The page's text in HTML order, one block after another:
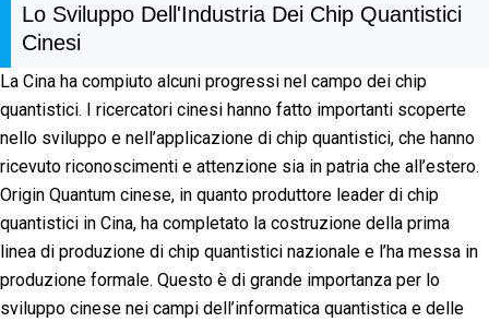
Lo Sviluppo Dell'Industria Dei Chip Quantistici
Cinesi
La Cina ha compiuto alcuni progressi nel campo dei chip
quantistici. I ricercatori cinesi hanno fatto importanti scoperte
nello sviluppo e nell’applicazione di chip quantistici, che hanno
ricevuto riconoscimenti e attenzione sia in patria che all’estero.
Origin Quantum cinese, in quanto produttore leader di chip
quantistici in Cina, ha completato la costruzione della prima
linea di produzione di chip quantistici nazionale e l’ha messa in
produzione formale. Questo è di grande importanza per lo
sviluppo cinese nei campi dell’informatica quantistica e delle